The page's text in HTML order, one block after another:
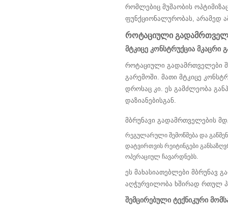
რომლებიც მუშაობის
ფუნქციონალურობას, არამედ
როტაციული
მტკიცე კონსტრუქცია მკაცრი
როტაციული გადამრთველები
გარემოში. მათი მტკიცე
დროსაც კი. ეს გამძლეობა
დაზიანებისგან.
მბრუნავი გადამრთველების
რეგულარული შემოწმება და
დატვირთვის რეიტინგები
ოპერაციულ ჩავარდნებს.
ეს მახასიათებლები მბრუნავ
აღჭურვილობა ხშირად რთულ
შემცირებული ტექნიკური